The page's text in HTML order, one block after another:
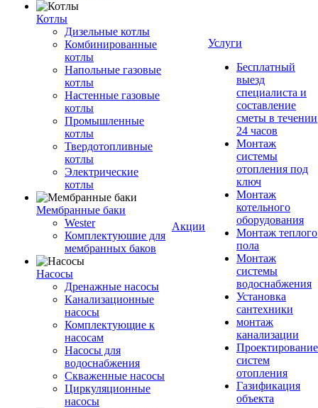
Котлы
Дизельные котлы
Комбинированные
котлы
Напольные газовые
котлы
Настенные газовые
котлы
Промышленные
котлы
Твердотопливные
котлы
Электрические
котлы
Мембранные баки
Wester
Комплектуюшие для
мембранных баков
Насосы
Дренажные насосы
Канализационные
насосы
Комплектующие к
насосам
Насосы для
водоснабжения
Скваженные насосы
Циркуляционные
насосы
Акции
Услуги
Бесплатный
выезд
специалиста и
составление
сметы в течении
24 часов
Монтаж
системы
отопления под
ключ
Монтаж
котельного
оборудования
Монтаж теплого
пола
Монтаж
системы
водоснабжения
Установка
сантехники
монтаж
канализации
Проектирование
систем
отопления
Газификация
объекта